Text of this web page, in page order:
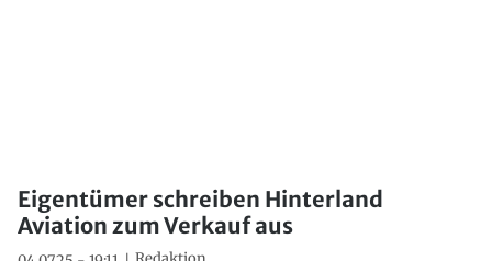
Eigentümer schreiben Hinterland
Aviation zum Verkauf aus